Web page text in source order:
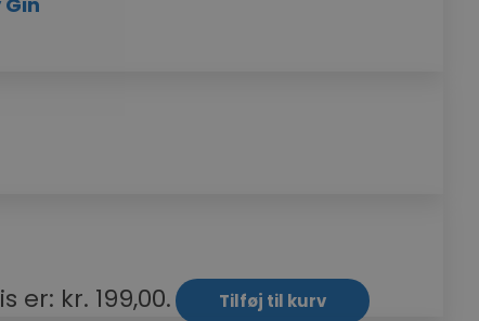
er: kr. 199,00. Tilføj til kurv